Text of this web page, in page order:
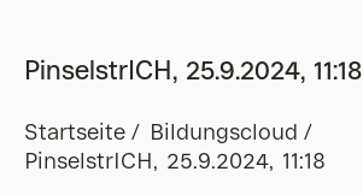
PinselstrICH, 25.9.2024, 11:18
Startseite
Bildungscloud
PinselstrICH, 25.9.2024, 11:18